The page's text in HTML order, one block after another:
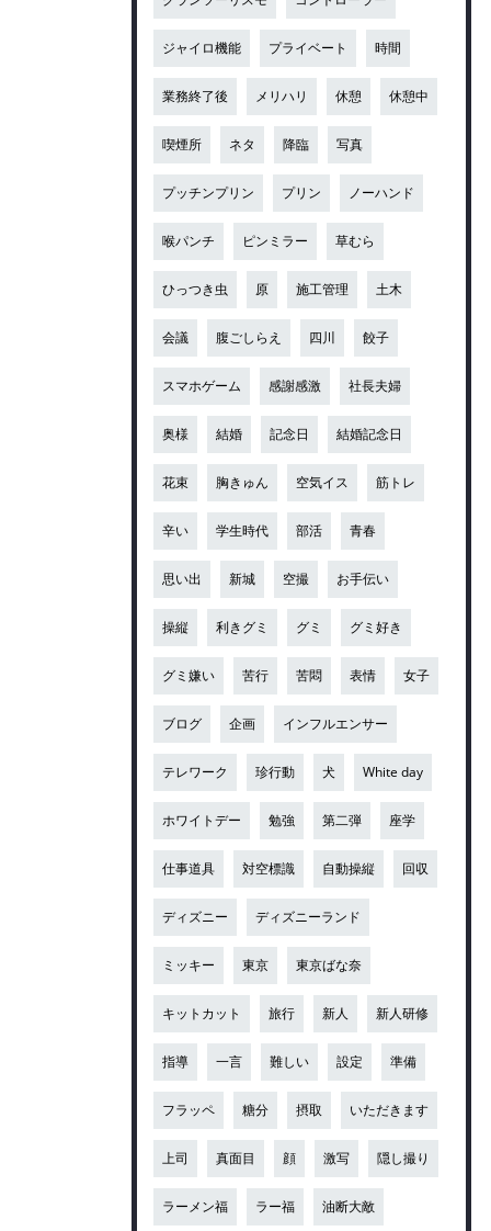
ジャイロ機能 プライベート 時間
業務終了後 メリハリ 休憩 休憩中
喫煙所 ネタ 降臨 写真
プッチンプリン プリン ノーハンド
喉パンチ ピンミラー 草むら
ひっつき虫 原 施工管理 土木
会議 腹ごしらえ 四川 餃子
スマホゲーム 感謝感激 社長夫婦
奥様 結婚 記念日 結婚記念日
花束 胸きゅん 空気イス 筋トレ
辛い 学生時代 部活 青春
思い出 新城 空撮 お手伝い
操縦 利きグミ グミ グミ好き
グミ嫌い 苦行 苦悶 表情 女子
ブログ 企画 インフルエンサー
テレワーク 珍行動 犬 White day
ホワイトデー 勉強 第二弾 座学
仕事道具 対空標識 自動操縦 回収
ディズニー ディズニーランド
ミッキー 東京 東京ばな奈
キットカット 旅行 新人 新人研修
指導 一言 難しい 設定 準備
フラッペ 糖分 摂取 いただきます
上司 真面目 顔 激写 隠し撮り
ラーメン福 ラー福 油断大敵